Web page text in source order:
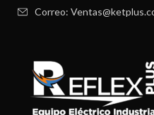
Correo: